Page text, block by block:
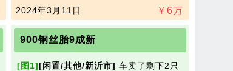
￥ 6万
2024年3月11日
900钢丝胎9成新
[图1][闲置/其他/新沂市] 车卖了剩下2只